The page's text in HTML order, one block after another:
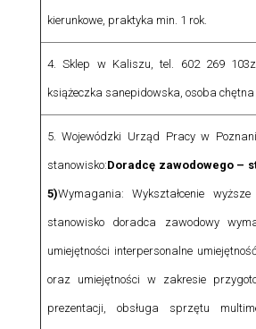
kierunkowe, praktyka min. 1 rok.
4. Sklep w Kaliszu, tel. 602 269 103
książeczka sanepidowska, osoba
5. Wojewódzki Urząd Pracy w
stanowisko:Doradcę zawodowego –
5)Wymagania: Wykształcenie
stanowisko doradca zawodowy
umiejętności interpersonalne
oraz umiejętności w zakresie
prezentacji, obsługa sprzętu